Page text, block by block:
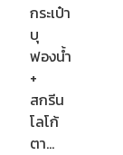
กระเป๋า
บุ
ฟองน้ำ
+
สกรีน
โลโก้
ตา…